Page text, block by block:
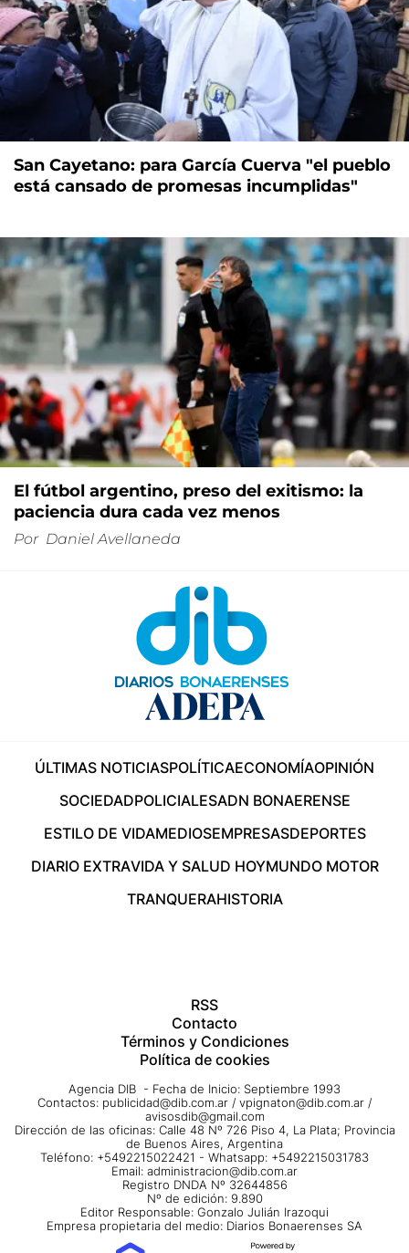
San Cayetano: para García Cuerva "el pueblo
El fútbol argentino, preso del exitismo: la
paciencia dura cada vez menos
ÚLTIMAS NOTICIASPOLÍTICAECONOMÍAOPINIÓN
SOCIEDADPOLICIALESADN BONAERENSE
ESTILO DE VIDAMEDIOSEMPRESASDEPORTES
DIARIO EXTRAVIDA Y SALUD HOYMUNDO MOTOR
RSS
Contacto
Términos y Condiciones
Política de cookies
Agencia DIB - Fecha de Inicio: Septiembre 1993
Contactos:publicidad@dib.com.ar/vpignaton@dib.com.ar /
avisosdib@gmail.com
Dirección de las oficinas: Calle 48 Nº 726 Piso 4, La Plata; Provincia
de Buenos Aires, Argentina
Teléfono: +5492215022421 - Whatsapp: +5492215031783
administracion@dib.com.ar
Registro DNDA Nº 32644856
Nº de edición: 9.890
Editor Responsable: Gonzalo Julián Irazoqui